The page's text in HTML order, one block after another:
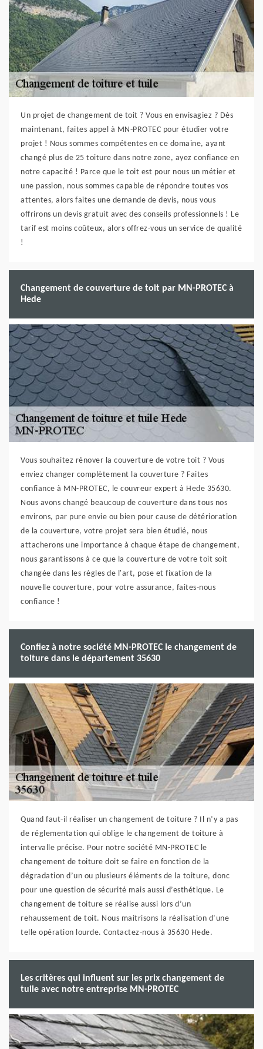
Un projet de changement de toit ? Vous en envisagiez ? Dès
maintenant, faites appel à MN-PROTEC pour étudier votre
projet ! Nous sommes compétentes en ce domaine, ayant
changé plus de 25 toiture dans notre zone, ayez confiance en
notre capacité ! Parce que le toit est pour nous un métier et
une passion, nous sommes capable de répondre toutes vos
attentes, alors faites une demande de devis, nous vous
offrirons un devis gratuit avec des conseils professionnels ! Le
tarif est moins coûteux, alors offrez-vous un service de qualité
!
Changement de couverture de toit par MN-PROTEC à
Hede
Vous souhaitez rénover la couverture de votre toit ? Vous
enviez changer complètement la couverture ? Faites
confiance à MN-PROTEC, le couvreur expert à Hede 35630.
Nous avons changé beaucoup de couverture dans tous nos
environs, par pure envie ou bien pour cause de détérioration
de la couverture, votre projet sera bien étudié, nous
attacherons une importance à chaque étape de changement,
nous garantissons à ce que la couverture de votre toit soit
changée dans les règles de l'art, pose et fixation de la
nouvelle couverture, pour votre assurance, faites-nous
confiance !
Confiez à notre société MN-PROTEC le changement de
toiture dans le département 35630
Quand faut-il réaliser un changement de toiture ? Il n’y a pas
de réglementation qui oblige le changement de toiture à
intervalle précise. Pour notre société MN-PROTEC le
changement de toiture doit se faire en fonction de la
dégradation d’un ou plusieurs éléments de la toiture, donc
pour une question de sécurité mais aussi d’esthétique. Le
changement de toiture se réalise aussi lors d’un
rehaussement de toit. Nous maitrisons la réalisation d’une
telle opération lourde. Contactez-nous à 35630 Hede.
Les critères qui influent sur les prix changement de
tuile avec notre entreprise MN-PROTEC